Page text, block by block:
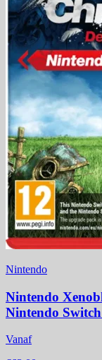
Nintendo
Nintendo
Nintendo
Vanaf